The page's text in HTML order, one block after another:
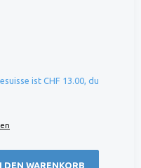
ist CHF 13.00, du
DEN WARENKORB